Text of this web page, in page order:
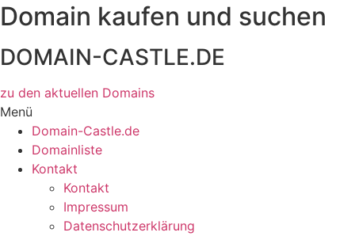
Domain kaufen und suchen
DOMAIN-CASTLE.DE
zu den aktuellen Domains​
Menü
Domain-Castle.de
Domainliste
Kontakt
Kontakt
Impressum
Datenschutzerklärung